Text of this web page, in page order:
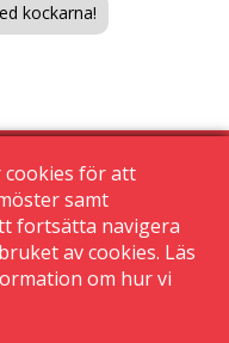
kockarna!
cookies
cookies för att
samt
fortsätta navigera
av cookies. Läs
om hur vi